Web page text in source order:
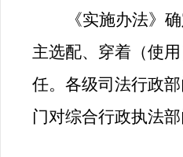
《实施办法》
主选配、穿着（使
任。各级司法行政
门对综合行政执法